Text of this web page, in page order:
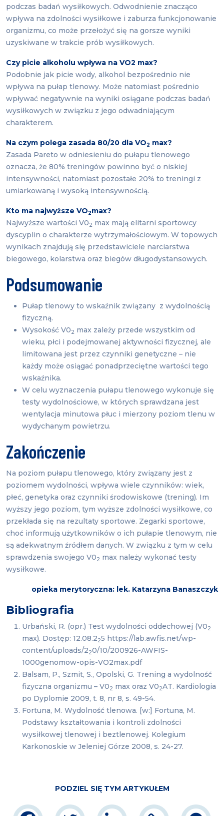
podczas badań wysiłkowych. Odwodnienie znacząco
wpływa na zdolności wysiłkowe i zaburza funkcjonowanie
organizmu, co może przełożyć się na gorsze wyniki
uzyskiwane w trakcie prób wysiłkowych.
Czy picie alkoholu wpływa na VO2 max?
Podobnie jak picie wody, alkohol bezpośrednio nie
wpływa na pułap tlenowy. Może natomiast pośrednio
wpływać negatywnie na wyniki osiągane podczas badań
wysiłkowych w związku z jego odwadniającym
charakterem.
Na czym polega zasada 80/20 dla VO2 max?
Zasada Pareto w odniesieniu do pułapu tlenowego
oznacza, że 80% treningów powinno być o niskiej
intensywności, natomiast pozostałe 20% to treningi z
umiarkowaną i wysoką intensywnością.
Kto ma najwyższe VO2max?
Najwyższe wartości V02 max mają elitarni sportowcy
dyscyplin o charakterze wytrzymałościowym. W topowych
wynikach znajdują się przedstawiciele narciarstwa
biegowego, kolarstwa oraz biegów długodystansowych.
Podsumowanie
Pułap tlenowy to wskaźnik związany z wydolnością
fizyczną.
Wysokość V02 max zależy przede wszystkim od
wieku, płci i podejmowanej aktywności fizycznej, ale
limitowana jest przez czynniki genetyczne – nie
każdy może osiągać ponadprzeciętne wartości tego
wskaźnika.
W celu wyznaczenia pułapu tlenowego wykonuje się
testy wydolnościowe, w których sprawdzana jest
wentylacja minutowa płuc i mierzony poziom tlenu w
wydychanym powietrzu.
Zakończenie
Na poziom pułapu tlenowego, który związany jest z
poziomem wydolności, wpływa wiele czynników: wiek,
płeć, genetyka oraz czynniki środowiskowe (trening). Im
wyższy jego poziom, tym wyższe zdolności wysiłkowe, co
przekłada się na rezultaty sportowe. Zegarki sportowe,
choć informują użytkowników o ich pułapie tlenowym, nie
są adekwatnym źródłem danych. W związku z tym w celu
sprawdzenia swojego V02 max należy wykonać testy
wysiłkowe.
opieka merytoryczna: lek. Katarzyna Banaszczyk
Bibliografia
Urbański, R. (opr.) Test wydolności oddechowej (V02
max). Dostęp: 12.08.225 https://lab.awfis.net/wp-
content/uploads/220/10/200926-AWFIS-
1000genomow-opis-VO2max.pdf
Balsam, P., Szmit, S., Opolski, G. Trening a wydolność
fizyczna organizmu – V02 max oraz V02AT. Kardiologia
po Dyplomie 2009, t. 8, nr 8, s. 49-54.
Fortuna, M. Wydolność tlenowa. [w:] Fortuna, M.
Podstawy kształtowania i kontroli zdolności
wysiłkowej tlenowej i beztlenowej. Kolegium
Karkonoskie w Jeleniej Górze 2008, s. 24-27.
PODZIEL SIĘ TYM ARTYKUŁEM